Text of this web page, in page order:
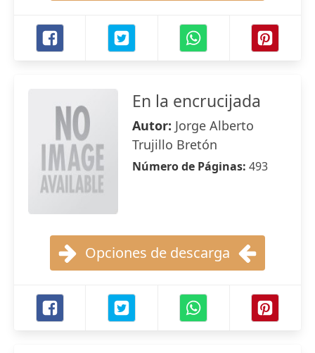
En la encrucijada
Autor: Jorge Alberto
Trujillo Bretón
Número de Páginas: 493
Opciones de descarga